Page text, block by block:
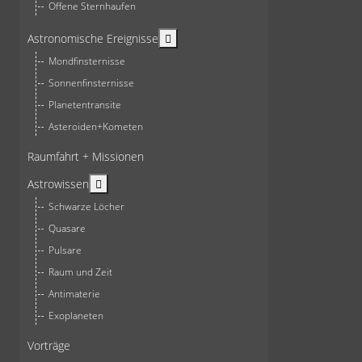
Offene Sternhaufen
Astronomische Ereignisse
Mondfinsternisse
Sonnenfinsternisse
Planetentransite
Asteroiden+Kometen
Raumfahrt + Missionen
Astrowissen
Schwarze Löcher
Quasare
Pulsare
Raum und Zeit
Antimaterie
Exoplaneten
Vorträge